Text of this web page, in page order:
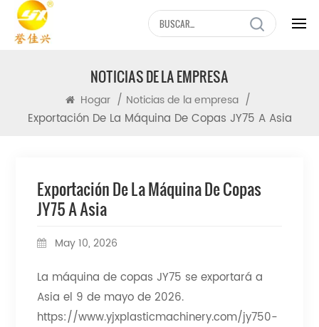
NOTICIAS DE LA EMPRESA
Hogar / Noticias de la empresa /
Exportación De La Máquina De Copas JY75 A Asia
Exportación De La Máquina De Copas
JY75 A Asia
May 10, 2026
La máquina de copas JY75 se exportará a
Asia el 9 de mayo de 2026.
https://www.yjxplasticmachinery.com/jy750-